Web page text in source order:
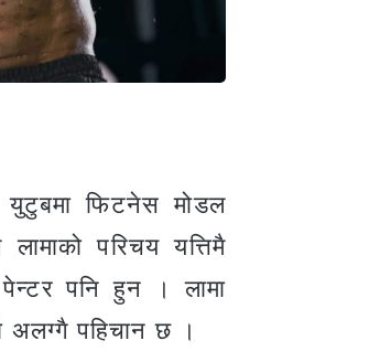
युटुबमा फिटनेस मोडल
परिचय यत्तिमै
पनि हुन । लामा
अलग्गै पहिचान छ ।